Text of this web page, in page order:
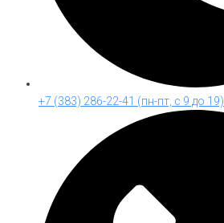
+7 (383) 286-22-41 (пн-пт, с 9 до 19)